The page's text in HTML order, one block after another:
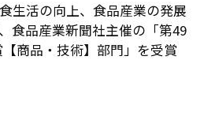
生活の向上、食品産業の発展
食品産業新聞社主催の「第49
商品・技術】部門」を受賞